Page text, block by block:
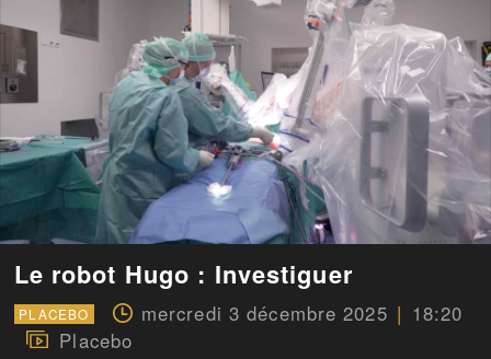
Le robot Hugo : Investiguer
PLACEBO mercredi 3 décembre 2025
18:20
Placebo